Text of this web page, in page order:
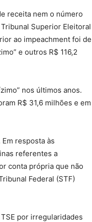
receita nem o número
Superior Eleitoral
ao impeachment foi de
e outros R$ 116,2
nos últimos anos.
R$ 31,6 milhões e em
resposta às
referentes a
conta própria que não
Federal (STF)
por irregularidades